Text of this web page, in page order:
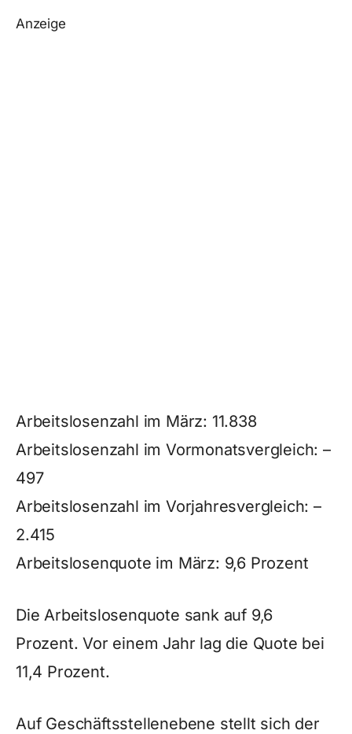
Anzeige
Arbeitslosenzahl im März: 11.838
Arbeitslosenzahl im Vormonatsvergleich: –
497
Arbeitslosenzahl im Vorjahresvergleich: –
2.415
Arbeitslosenquote im März: 9,6 Prozent
Die Arbeitslosenquote sank auf 9,6
Prozent. Vor einem Jahr lag die Quote bei
11,4 Prozent.
Auf Geschäftsstellenebene stellt sich der